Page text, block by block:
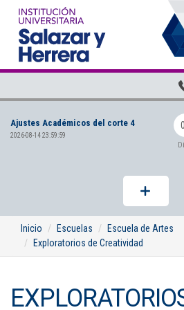
Ajustes Académicos del corte 4
2026-08-14 23:59:59
Inicio Escuelas
Escuela de Artes
Exploratorios de Creatividad
Pregrados
Planta Docente
ADMISIONES
BIENESTAR
BIBLIOTECA